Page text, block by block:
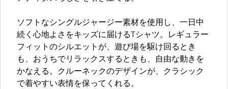
ソフトなシングルジャージー素材を使用し、一日中
続く心地よさをキッズに届けるTシャツ。レギュラー
フィットのシルエットが、遊び場を駆け回るとき
も、おうちでリラックスするときも、自由な動きを
かなえる。クルーネックのデザインが、クラシック
で着やすい表情を保ってくれる。